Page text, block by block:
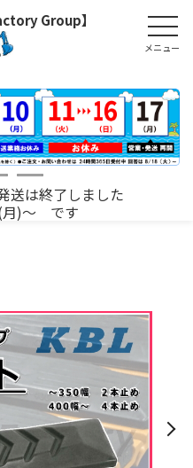
Group】
送は終了しました
)～ です